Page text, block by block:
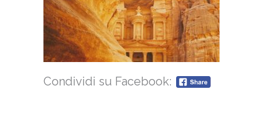
Condividi su Facebook: